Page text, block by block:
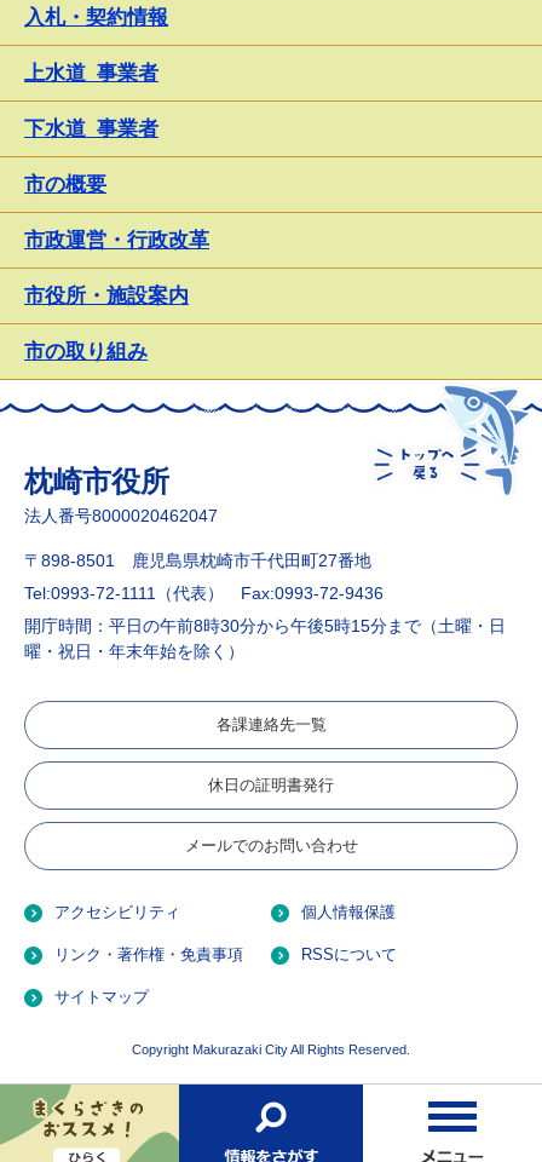
お
検
入札・契約情報
上水道_事業者
下水道_事業者
市の概要
市政運営・行政改革
市役所・施設案内
市の取り組み
枕崎市役所
法人番号8000020462047
〒898-8501 鹿児島県枕崎市千代田町27番地
Tel:0993-72-1111（代表）
Fax:0993-72-9436
開庁時間：平日の午前8時30分から午後5時15分まで（土曜・日
曜・祝日・年末年始を除く）
各課連絡先一覧
休日の証明書発行
メールでのお問い合わせ
アクセシビリティ 個人情報保護
リンク・著作権・免責事項 RSSについて
サイトマップ
Copyright Makurazaki City All Rights Reserved.